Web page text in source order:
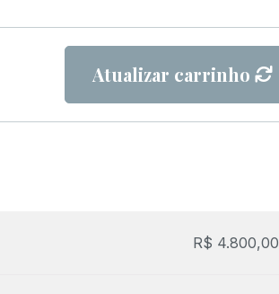
Atualizar carrinho
R$ 4.800,00